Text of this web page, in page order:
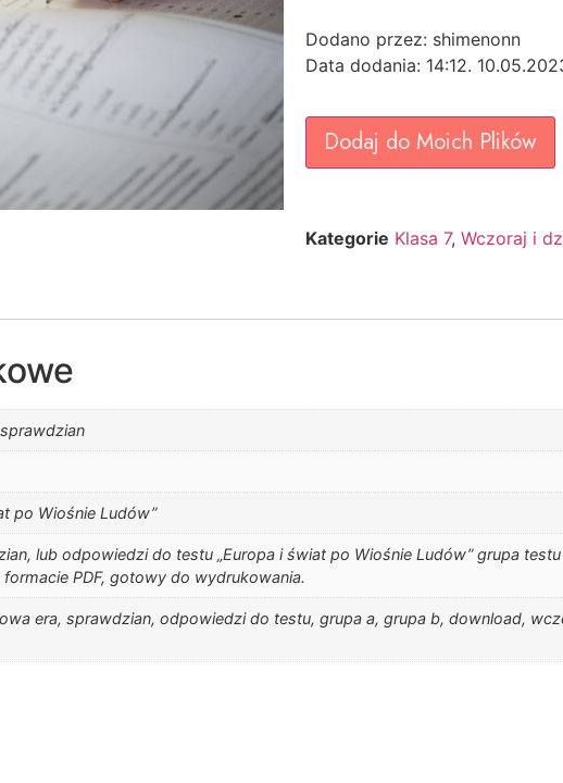
Dodano przez: shimenonn
Data dodania: 14:12.
Dodaj do Moich Plików
Kategorie Klasa 7, Wczoraj i
po Wiośnie Ludów”
lub odpowiedzi do testu „Europa i świat po Wiośnie Ludów” grupa testu
PDF, gotowy do wydrukowania.
era, sprawdzian, odpowiedzi do testu, grupa a, grupa b, download,